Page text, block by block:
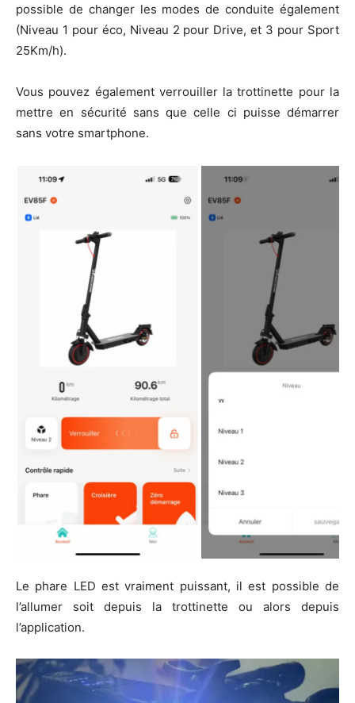
possible de changer les modes de conduite également
(Niveau 1 pour éco, Niveau 2 pour Drive, et 3 pour Sport
25Km/h).
Vous pouvez également verrouiller la trottinette pour la
mettre en sécurité sans que celle ci puisse démarrer
sans votre smartphone.
Le phare LED est vraiment puissant, il est possible de
l’allumer soit depuis la trottinette ou alors depuis
l’application.